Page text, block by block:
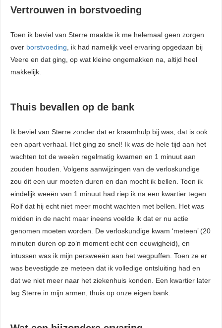
Vertrouwen in borstvoeding
Toen ik beviel van Sterre maakte ik me helemaal geen zorgen
over borstvoeding , ik had namelijk veel ervaring opgedaan bij
Veere en dat ging, op wat kleine ongemakken na, altijd heel
makkelijk.
Thuis bevallen op de bank
Ik beviel van Sterre zonder dat er kraamhulp bij was, dat is ook
een apart verhaal. Het ging zo snel! Ik was de hele tijd aan het
wachten tot de weeën regelmatig kwamen en 1 minuut aan
zouden houden. Volgens aanwijzingen van de verloskundige
zou dit een uur moeten duren en dan mocht ik bellen. Toen ik
eindelijk weeën van 1 minuut had riep ik na een kwartier tegen
Rolf dat hij echt niet meer mocht wachten met bellen. Het was
midden in de nacht maar ineens voelde ik dat er nu actie
genomen moeten worden. De verloskundige kwam ‘meteen’ (20
minuten duren op zo’n moment echt een eeuwigheid), en
intussen was ik mijn persweeën aan het wegpuffen. Toen ze er
was bevestigde ze meteen dat ik volledige ontsluiting had en
dat we niet meer naar het ziekenhuis konden. Een kwartier later
lag Sterre in mijn armen, thuis op onze eigen bank.